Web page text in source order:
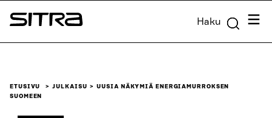
Siirry
suoraan
Sitra Haku
ETUSIVU JULKAISU
UUSIA NÄKYMIÄ ENERGIAMURROKSEN
SUOMEEN